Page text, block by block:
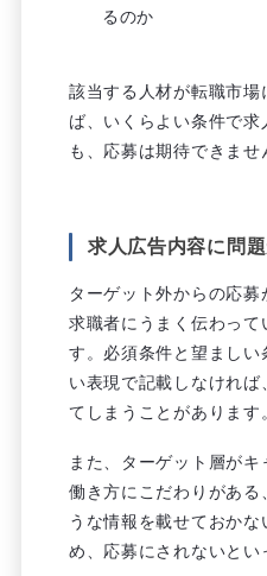
るのか
該当する人材が転職市
ば、いくらよい条件で
も、応募は期待できませ
求人広告内容に問
ターゲット外からの応
求職者にうまく伝わって
す。必須条件と望まし
い表現で記載しなけれ
てしまうことがあります
また、ターゲット層がキ
働き方にこだわりがある
うな情報を載せておか
め、応募にされないとい